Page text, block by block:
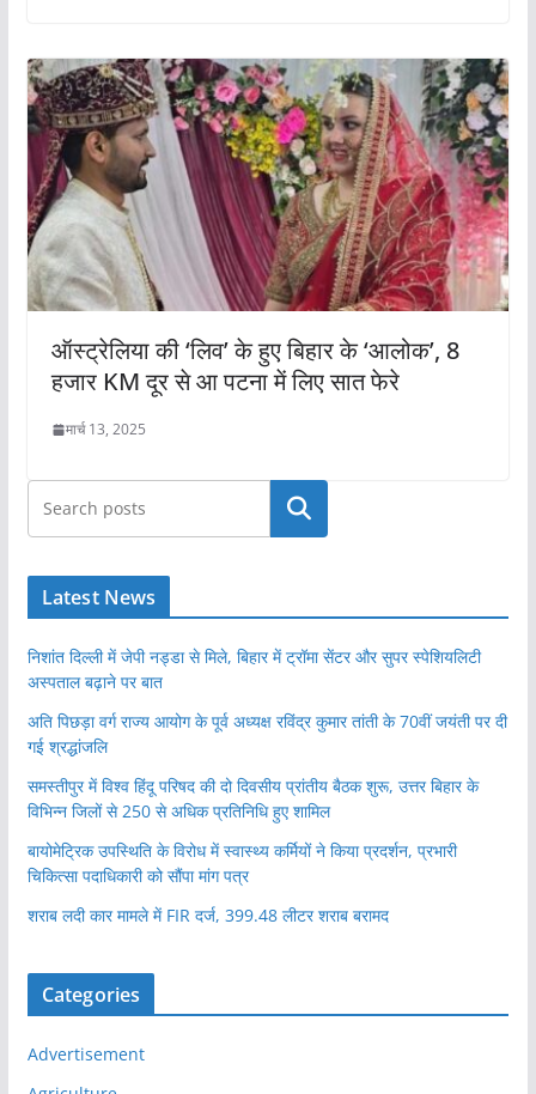
ऑस्ट्रेलिया की ‘लिव’ के हुए बिहार के ‘आलोक’, 8
हजार KM दूर से आ पटना में लिए सात फेरे
मार्च 13, 2025
खोजें
Latest News
निशांत दिल्ली में जेपी नड्डा से मिले, बिहार में ट्रॉमा सेंटर और सुपर स्पेशियलिटी
अस्पताल बढ़ाने पर बात
अति पिछड़ा वर्ग राज्य आयोग के पूर्व अध्यक्ष रविंद्र कुमार तांती के 70वीं जयंती पर दी
गई श्रद्धांजलि
समस्तीपुर में विश्व हिंदू परिषद की दो दिवसीय प्रांतीय बैठक शुरू, उत्तर बिहार के
विभिन्न जिलों से 250 से अधिक प्रतिनिधि हुए शामिल
बायोमेट्रिक उपस्थिति के विरोध में स्वास्थ्य कर्मियों ने किया प्रदर्शन, प्रभारी
चिकित्सा पदाधिकारी को सौंपा मांग पत्र
शराब लदी कार मामले में FIR दर्ज, 399.48 लीटर शराब बरामद
Categories
Advertisement